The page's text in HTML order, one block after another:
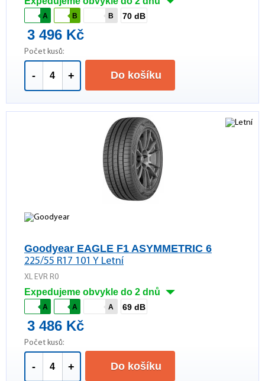
A B B 70 dB
3 496 Kč
Počet kusů:
- + Do košíku
Goodyear EAGLE F1 ASYMMETRIC 6
225/55 R17 101 Y Letní
XL EVR R0
Expedujeme obvykle do 2 dnů
A A A 69 dB
3 486 Kč
Počet kusů:
- + Do košíku